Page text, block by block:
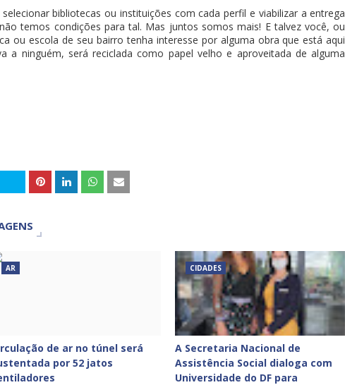
bibliotecas ou instituições com cada perfil e viabilizar a entrega
temos condições para tal. Mas juntos somos mais! E talvez você, ou
ou escola de seu bairro tenha interesse por alguma obra que está aqui
a ninguém, será reciclada como papel velho e aproveitada de alguma
AR
de ar no túnel será
por 52 jatos
CIDADES
A Secretaria Nacional de
Assistência Social dialoga com
Universidade do DF para